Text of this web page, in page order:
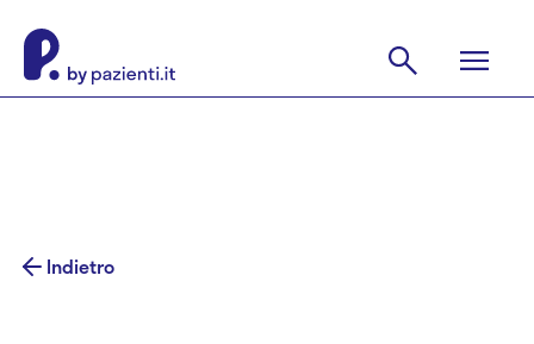
Indietro